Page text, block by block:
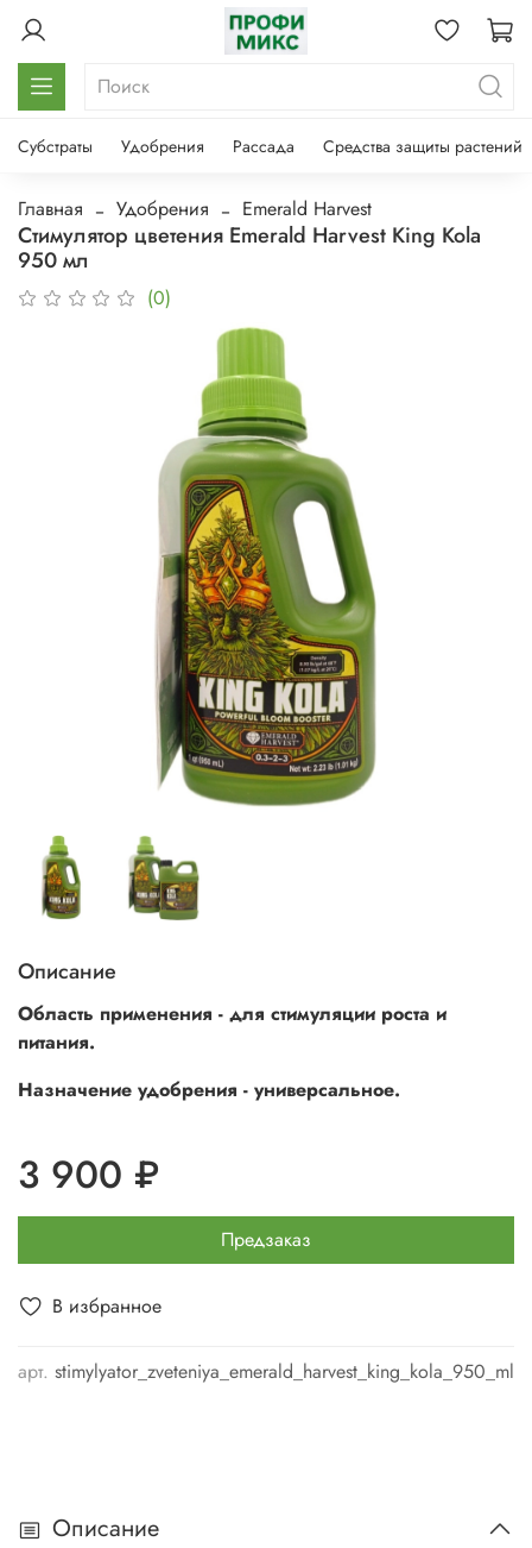
Субстраты Удобрения Рассада Средства защиты растений
Главная Удобрения Emerald Harvest
Стимулятор цветения Emerald Harvest King Kola
950 мл
(0)
В избранное
арт. stimylyator_zveteniya_emerald_harvest_king_kola_950_ml
Описание
Область применения - для стимуляции роста и
питания.
Назначение удобрения - универсальное.
3 900 ₽
Предзаказ
Описание